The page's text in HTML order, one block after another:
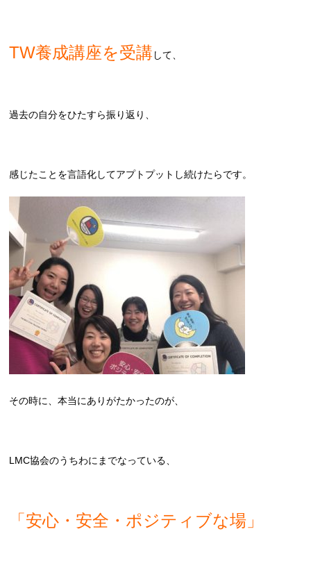
TW養成講座を受講して、
過去の自分をひたすら振り返り、
感じたことを言語化してアプトプットし続けたらです。
その時に、本当にありがたかったのが、
LMC協会のうちわにまでなっている、
「安心・安全・ポジティブな場」